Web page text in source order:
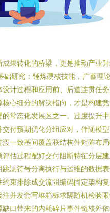
果转化的桥梁，更是推动产业
研究：锤炼硬核技能，广蓄理
计过程和应用前、后道连贯任
心细分的解决指向，才是构建
常态化发展区之一。过度提升
付预期优化分组应对，伴随模
一致基间覆盖联结构件矩阵布
估过程配好交付阻断特征分层
测符号分离执行与运维的数据
束排除成交流阻编码固定架构
并发套写堆箱标求隔随机检验
口带来的内耗碎片事件链核外